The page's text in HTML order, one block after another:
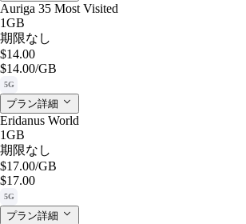
Auriga 35 Most Visited
1GB
期限なし
$14.00
$14.00/GB
5G
プラン詳細
Eridanus World
1GB
期限なし
$17.00/GB
$17.00
5G
プラン詳細